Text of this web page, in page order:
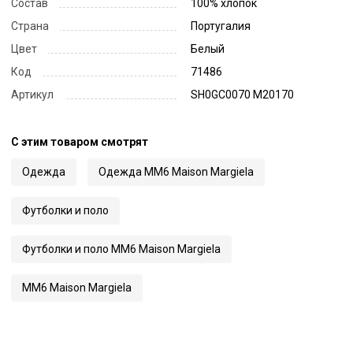
Состав
100% хлопок
Страна
Португалия
Цвет
Белый
Код
71486
Артикул
SH0GC0070 M20170
С этим товаром смотрят
Одежда Одежда MM6 Maison Margiela
Футболки и поло
Футболки и поло MM6 Maison Margiela
MM6 Maison Margiela